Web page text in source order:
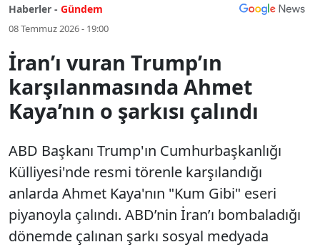
Haberler - Gündem
08 Temmuz 2026 - 19:00
İran’ı vuran Trump’ın
karşılanmasında Ahmet
Kaya’nın o şarkısı çalındı
ABD Başkanı Trump'ın Cumhurbaşkanlığı
Külliyesi'nde resmi törenle karşılandığı
anlarda Ahmet Kaya'nın "Kum Gibi" eseri
piyanoyla çalındı. ABD’nin İran’ı bombaladığı
dönemde çalınan şarkı sosyal medyada